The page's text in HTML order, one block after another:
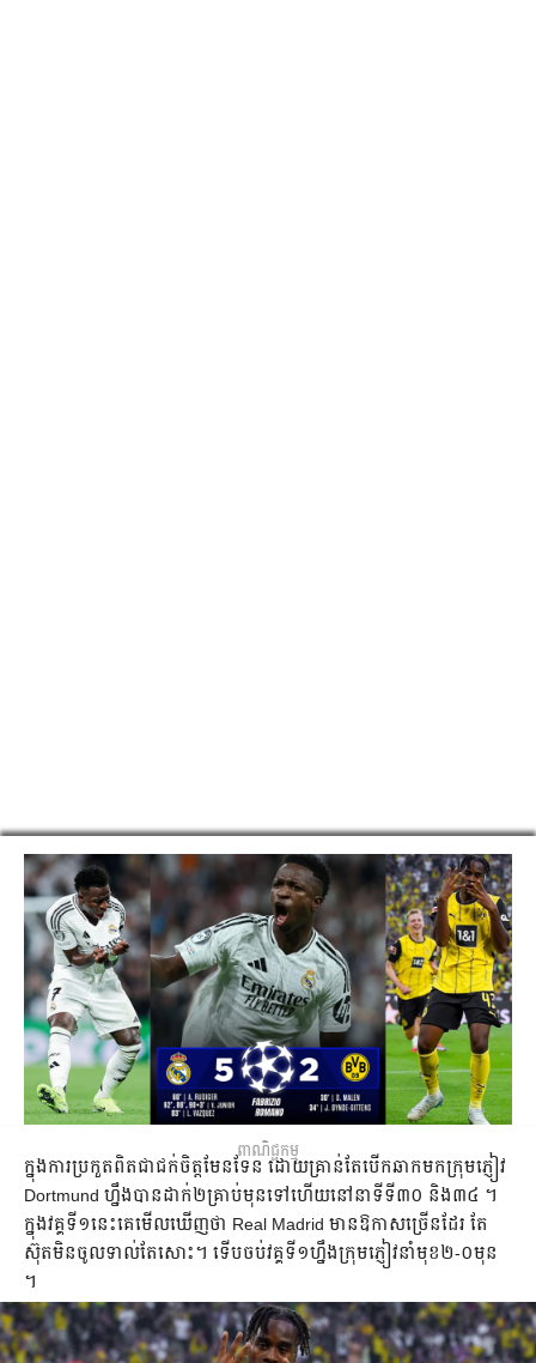
ពាណិជ្ជកម្ម
ក្នុង​ការ​ប្រកួត​ពិត​ជា​ជក់​ចិត្ត​មែន​ទែន ដោយ​គ្រាន់​តែ​បើ​ក​ឆាក​​មក​​​ក្រុម​ភ្ញៀវ
Dortmund​ ហ្នឹង​បាន​ដាក់​២​គ្រាប់​មុន​ទៅ​ហើយ​នៅ​នាទី​ទី​៣០ និង​៣៤ ។ ​
ក្នុង​វគ្គ​ទី​១​នេះ​គេ​មើល​ឃើញ​ថា Real Madrid មាន​ឱកាស​ច្រើន​ដែរ ​តែ​
ស៊ុត​មិន​ចូល​ទាល់​តែ​សោះ​។ ទើប​ចប់​វគ្គ​ទី​១​ហ្នឹង​ក្រុម​ភ្ញៀវ​នាំ​មុខ​២-០​មុន
។